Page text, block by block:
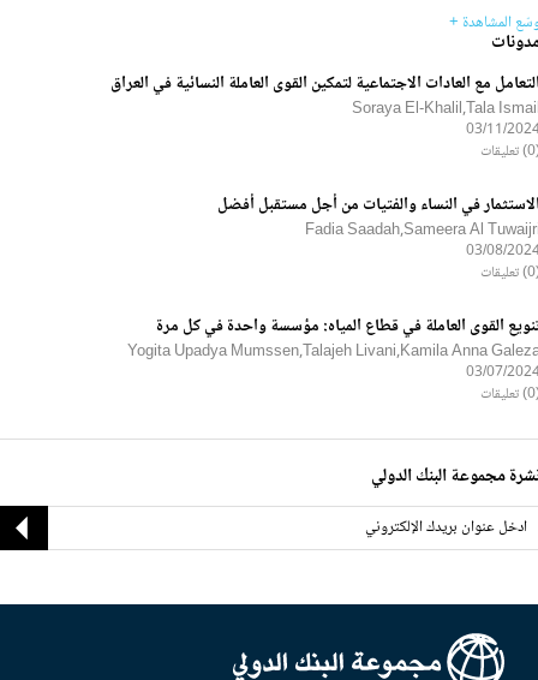
المشاهدة +
مع العادات الاجتماعية لتمكين القوى العاملة النسائية في العراق
Soraya El-Khalil,Tala
03/11/
في النساء والفتيات من أجل مستقبل أفضل
Fadia Saadah,Sameera Al
03/08/
القوى العاملة في قطاع المياه: مؤسسة واحدة في كل مرة
Yogita Upadya Mumssen,Talajeh Livani,Kamila Anna
03/07/
مجموعة البنك الدولي